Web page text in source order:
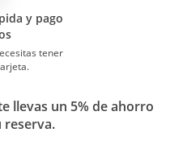
y pago
tener
llevas un 5% de ahorro
reserva.